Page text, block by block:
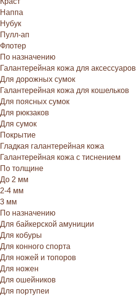
Наппа
Нубук
Пулл-ап
Флотер
По назначению
Галантерейная кожа для аксессуаров
Для дорожных сумок
Галантерейная кожа для кошельков
Для поясных сумок
Для рюкзаков
Для сумок
Покрытие
Гладкая галантерейная кожа
Галантерейная кожа с тиснением
По толщине
До 2 мм
2-4 мм
3 мм
По назначению
Для байкерской амуниции
Для кобуры
Для конного спорта
Для ножей и топоров
Для ножен
Для ошейников
Для портупеи